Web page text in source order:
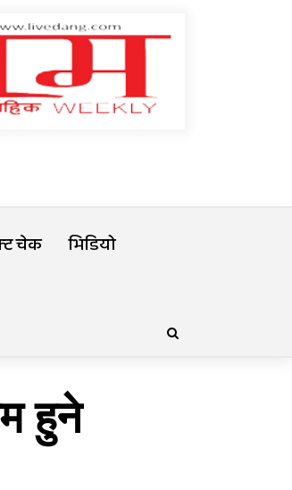
चेक
भिडियो
निःशुल्क विशेषज्ञ
हुने